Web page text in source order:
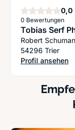
0,0
0 Bewertungen
Tobias Serf
Robert
54296 Trier
Profil ansehen
: Tobias Serf